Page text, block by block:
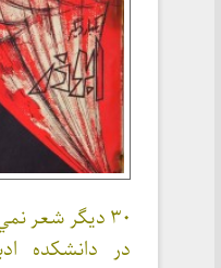
٣٠ ديگر شعر
در دانشكده